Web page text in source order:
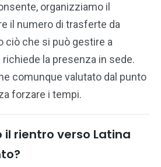
organizziamo il
il numero di trasferte da
ciò che si può gestire a
la presenza in sede.
comunque valutato dal punto
forzare i tempi.
rientro verso Latina